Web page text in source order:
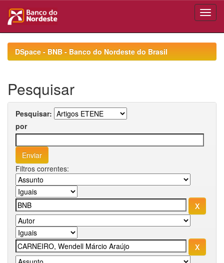
navigationDSpace - BNB - Banco do Nordeste do Brasil
Pesquisar
Pesquisar:
por
Filtros correntes: